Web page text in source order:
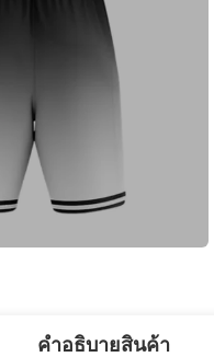
คําอธิบายสินค้า